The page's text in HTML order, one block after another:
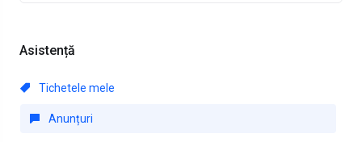
Asistență
Tichetele mele
Anunțuri